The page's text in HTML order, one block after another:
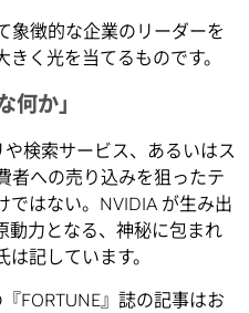
象徴的な企業のリーダーを
く光を当てるものです。
何か」
や検索サービス、あるいはス
者への売り込みを狙ったテ
ではない。NVIDIA が生み出
動力となる、神秘に包まれ
記しています。
FORTUNE』誌の記事はお